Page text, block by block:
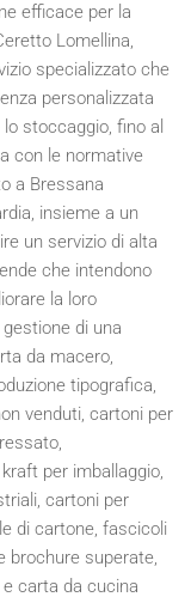
efficace per la
Lomellina,
specializzato che
personalizzata
stoccaggio, fino al
con le normative
a Bressana
insieme a un
un servizio di alta
che intendono
la loro
di una
da macero,
tipografica,
venduti, cartoni per
per imballaggio,
cartoni per
di cartone, fascicoli
brochure superate,
carta da cucina